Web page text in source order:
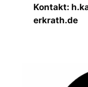
Kontakt:
erkrath.de